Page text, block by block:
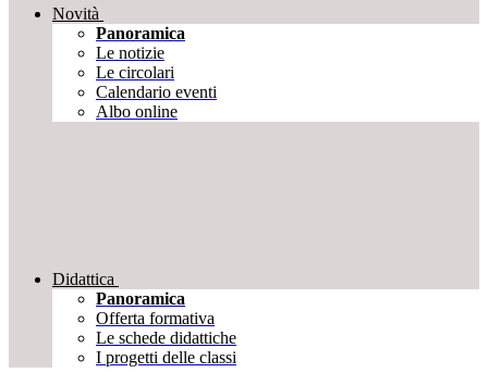
Novità
Panoramica
Le notizie
Le circolari
Calendario eventi
Albo online
Didattica
Panoramica
Offerta formativa
Le schede didattiche
I progetti delle classi